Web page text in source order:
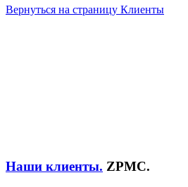
Вернуться на страницу Клиенты
Наши клиенты. ZPMC.